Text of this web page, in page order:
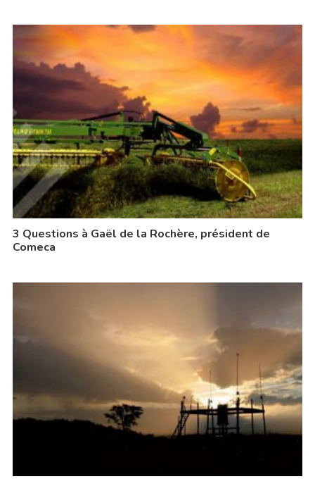
3 Questions à Gaël de la Rochère, président de
Comeca